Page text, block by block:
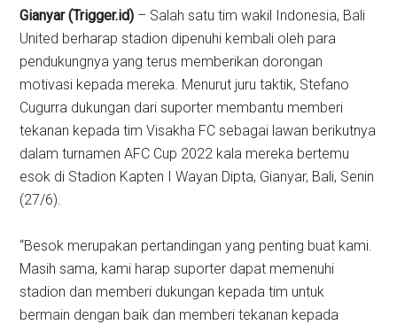
Gianyar (Trigger.id) – Salah satu tim wakil Indonesia, Bali
United berharap stadion dipenuhi kembali oleh para
pendukungnya yang terus memberikan dorongan
motivasi kepada mereka. Menurut juru taktik, Stefano
Cugurra dukungan dari suporter membantu memberi
tekanan kepada tim Visakha FC sebagai lawan berikutnya
dalam turnamen AFC Cup 2022 kala mereka bertemu
esok di Stadion Kapten I Wayan Dipta, Gianyar, Bali, Senin
(27/6).
“Besok merupakan pertandingan yang penting buat kami.
Masih sama, kami harap suporter dapat memenuhi
stadion dan memberi dukungan kepada tim untuk
bermain dengan baik dan memberi tekanan kepada